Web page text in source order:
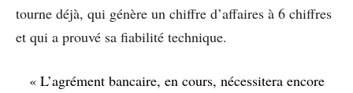
tourne déjà, qui génère un chiffre d’affaires à 6 chiffres
et qui a prouvé sa fiabilité technique.
« L’agrément bancaire, en cours, nécessitera encore